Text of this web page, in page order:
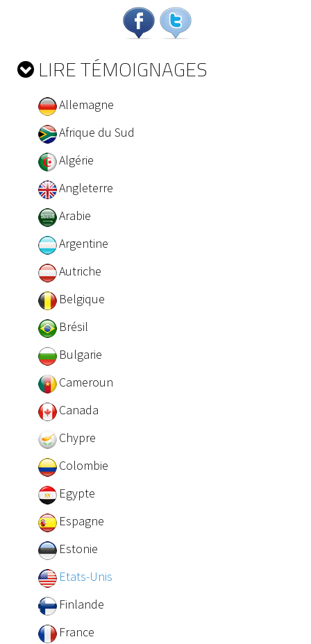
LIRE TÉMOIGNAGES
Allemagne
Afrique du Sud
Algérie
Angleterre
Arabie
Argentine
Autriche
Belgique
Brésil
Bulgarie
Cameroun
Canada
Chypre
Colombie
Egypte
Espagne
Estonie
Etats-Unis
Finlande
France